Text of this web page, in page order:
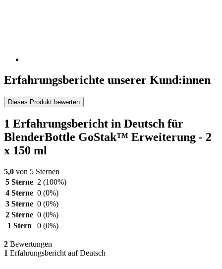
Erfahrungsberichte unserer Kund:innen
Dieses Produkt bewerten
1 Erfahrungsbericht in Deutsch für
BlenderBottle GoStak™ Erweiterung - 2
x 150 ml
5,0 von 5 Sternen
5 Sterne 2 (100%)
4 Sterne 0 (0%)
3 Sterne 0 (0%)
2 Sterne 0 (0%)
1 Stern
0 (0%)
2 Bewertungen
1 Erfahrungsbericht auf Deutsch